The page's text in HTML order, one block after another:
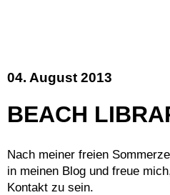
04. August 2013
BEACH
Nach meiner freien Sommerzeit springe ich heute zurück
in meinen Blog und freue
Kontakt zu sein.